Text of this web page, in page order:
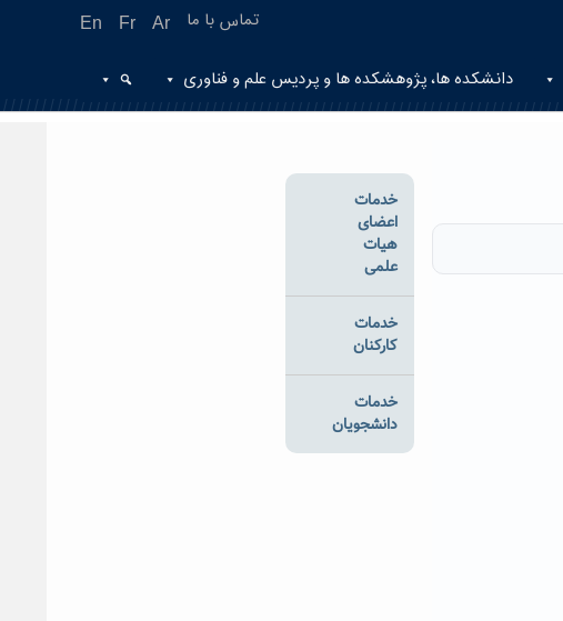
En Fr Ar تماس با ما
دانشکده ها، پژوهشکده ها و پردیس علم و فناوری
خدمات
اعضای
هیات
علمی
خدمات
کارکنان
خدمات
دانشجویان